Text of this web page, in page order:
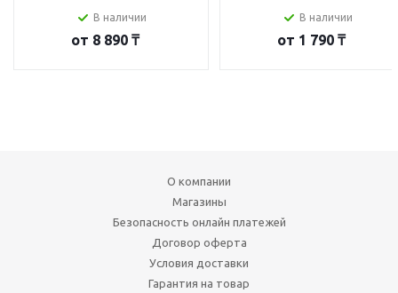
В наличии
от 8 890 ₸
В наличии
от 1 790 ₸
О компании
Магазины
Безопасность онлайн платежей
Договор оферта
Условия доставки
Гарантия на товар